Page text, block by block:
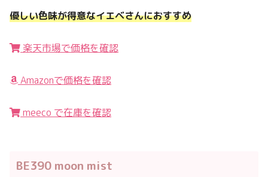
優しい色味が得意なイエベさんにおすすめ
楽天市場で価格を確認
Amazonで価格を確認
meeco で在庫を確認
BE390 moon mist